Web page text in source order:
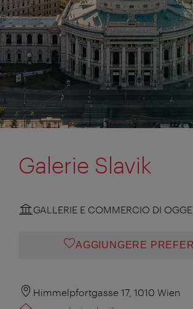
Galerie Slavik
GALLERIE E COMMERCIO DI
AGGIUNGERE
Himmelpfortgasse 17, 1010 Wien